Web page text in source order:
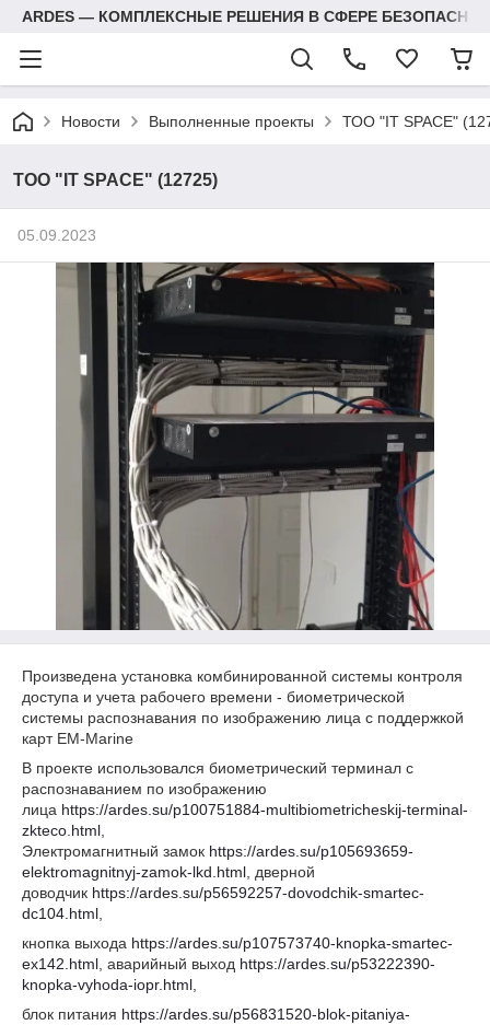
ARDES — КОМПЛЕКСНЫЕ РЕШЕНИЯ В СФЕРЕ
Новости Выполненные проекты ТОО "IT SPACE"
ТОО "IT SPACE" (12725)
05.09.2023
Произведена установка комбинированной системы контроля
доступа и учета рабочего времени - биометрической
системы распознавания по изображению лица с поддержкой
карт EM-Marine
В проекте использовался биометрический терминал с
распознаванием по изображению
лица https://ardes.su/p100751884-multibiometricheskij-terminal-
zkteco.html
Электромагнитный замок https://ardes.su/p105693659-
elektromagnitnyj-zamok-lkd.html , дверной
доводчик https://ardes.su/p56592257-dovodchik-smartec-
dc104.html
кнопка выхода https://ardes.su/p107573740-knopka-smartec-
ex142.html , аварийный выход https://ardes.su/p53222390-
knopka-vyhoda-iopr.html
блок питания https://ardes.su/p56831520-blok-pitaniya-